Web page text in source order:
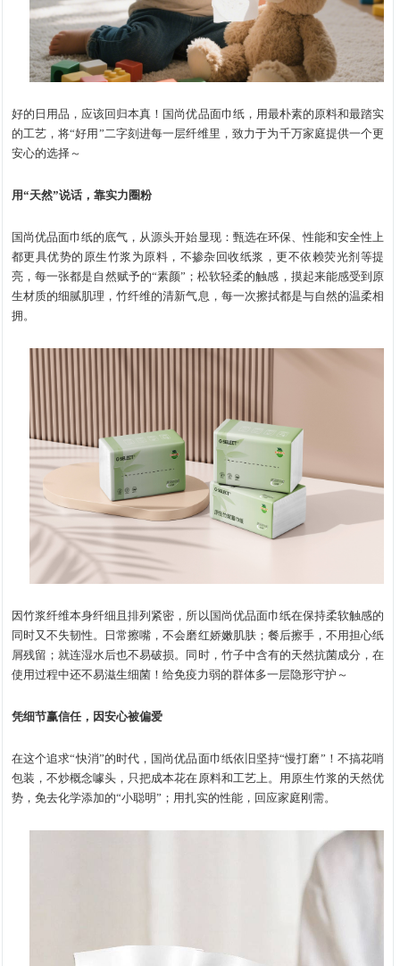
好的日用品，应该回归本真！国尚优品面巾纸，用最朴素的原料和最踏实
的工艺，将“好用”二字刻进每一层纤维里，致力于为千万家庭提供一个更
安心的选择～
用“天然”说话，靠实力圈粉
国尚优品面巾纸的底气，从源头开始显现：甄选在环保、性能和安全性上
都更具优势的原生竹浆为原料，不掺杂回收纸浆，更不依赖荧光剂等提
亮，每一张都是自然赋予的“素颜”；松软轻柔的触感，摸起来能感受到原
生材质的细腻肌理，竹纤维的清新气息，每一次擦拭都是与自然的温柔相
拥。
因竹浆纤维本身纤细且排列紧密，所以国尚优品面巾纸在保持柔软触感的
同时又不失韧性。日常擦嘴，不会磨红娇嫩肌肤；餐后擦手，不用担心纸
屑残留；就连湿水后也不易破损。同时，竹子中含有的天然抗菌成分，在
使用过程中还不易滋生细菌！给免疫力弱的群体多一层隐形守护～
凭细节赢信任，因安心被偏爱
在这个追求“快消”的时代，国尚优品面巾纸依旧坚持“慢打磨”！不搞花哨
包装，不炒概念噱头，只把成本花在原料和工艺上。用原生竹浆的天然优
势，免去化学添加的“小聪明”；用扎实的性能，回应家庭刚需。